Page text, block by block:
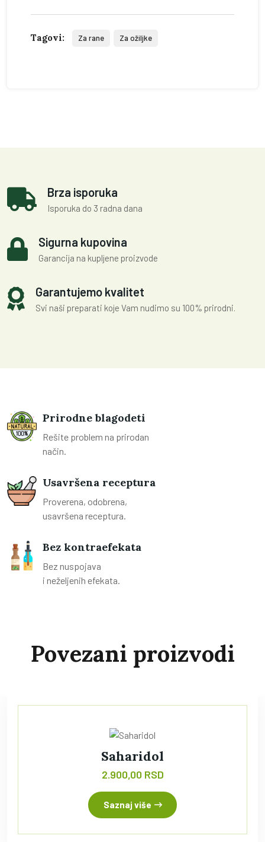
Tagovi: Za rane Za ožiljke
Brza isporuka
Isporuka do 3 radna dana
Sigurna kupovina
Garancija na kupljene proizvode
Garantujemo kvalitet
Svi naši preparati koje Vam nudimo su 100% prirodni.
Prirodne blagodeti
Rešite problem na prirodan
način.
Usavršena receptura
Proverena, odobrena,
usavršena receptura.
Bez kontraefekata
Bez nuspojava
i neželjenih efekata.
Povezani proizvodi
Saharidol
2.900,00 RSD
Saznaj više